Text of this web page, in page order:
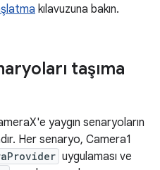
kılavuzuna bakın.
taşıma
yaygın senaryoların
Her senaryo, Camera1
uygulaması ve